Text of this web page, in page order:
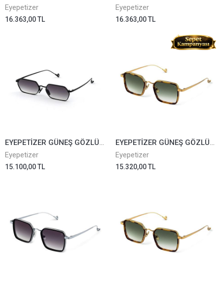
Eyepetizer
16.363,00 TL
Eyepetizer
16.363,00 TL
EYEPETİZER GÜNEŞ GÖZLÜĞÜ CAVALLET 6-27
Eyepetizer
15.100,00 TL
EYEPETİZER GÜNEŞ GÖZLÜĞÜ GLIDE AT-4-25
Eyepetizer
15.320,00 TL